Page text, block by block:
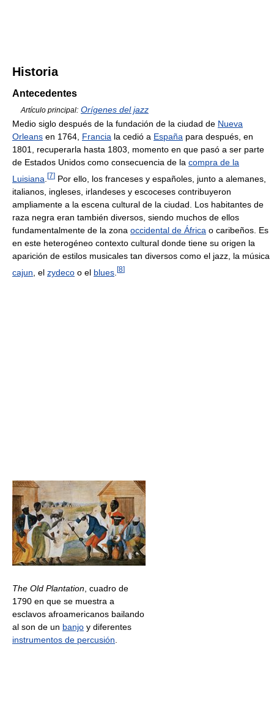
Historia
Antecedentes
Artículo principal: Orígenes del jazz
Medio siglo después de la fundación de la ciudad de Nueva
Orleans en 1764, Francia la cedió a España para después, en
1801, recuperarla hasta 1803, momento en que pasó a ser parte
de Estados Unidos como consecuencia de la compra de la
Luisiana [7] Por ello, los franceses y españoles, junto a alemanes,
italianos, ingleses, irlandeses y escoceses contribuyeron
ampliamente a la escena cultural de la ciudad. Los habitantes de
raza negra eran también diversos, siendo muchos de ellos
fundamentalmente de la zona occidental de África o caribeños. Es
en este heterogéneo contexto cultural donde tiene su origen la
aparición de estilos musicales tan diversos como el jazz, la música
cajun , el zydeco o el blues [8]
The Old Plantation , cuadro de
1790 en que se muestra a
esclavos afroamericanos bailando
al son de un banjo y diferentes
instrumentos de percusión